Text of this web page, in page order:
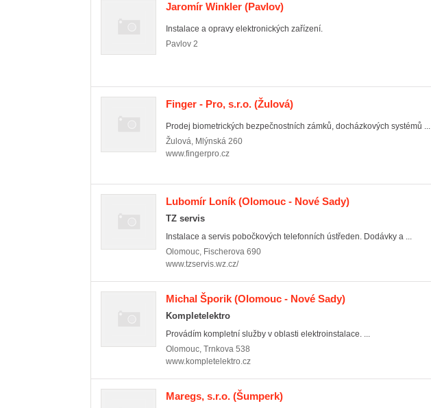
Jaromír Winkler (Pavlov)
Instalace a opravy elektronických zařízení.
Pavlov 2
Finger - Pro, s.r.o. (Žulová)
Prodej biometrických bezpečnostních zámků, docházkových systémů ...
Žulová, Mlýnská 260
www.fingerpro.cz
Lubomír Loník (Olomouc - Nové Sady)
TZ servis
Instalace a servis pobočkových telefonních ústředen. Dodávky a ...
Olomouc, Fischerova 690
www.tzservis.wz.cz/
Michal Šporik (Olomouc - Nové Sady)
Kompletelektro
Provádím kompletní služby v oblasti elektroinstalace. ...
Olomouc, Trnkova 538
www.kompletelektro.cz
Maregs, s.r.o. (Šumperk)